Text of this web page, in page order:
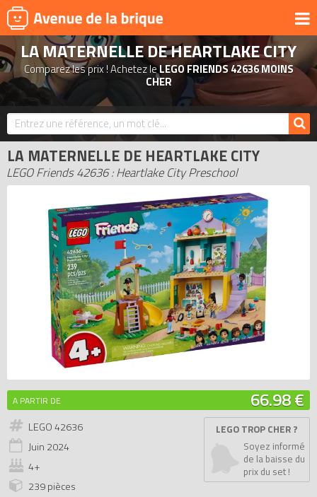
UNIVERS
PRODUITS DÉRIVÉS
NOUVEAUTÉS
LEGO 2026
BONS PLANS
ACTUALITÉS
ASSOCIATIONS DE FANS
EXPOSITIONS LEGO
LEGO LES PLUS CHERS
DERNIERS LEGO AJOUTÉS
LA MATERNELLE DE HEARTLAKE CITY
Comparez les prix ! Achetez leLEGO FRIENDS 42636 MOINS
CHER
LA MATERNELLE DE HEARTLAKE CITY
LEGO Friends 42636 : Heartlake City Preschool
A PARTIR DE 66.98 €
LEGO 42636
Juin 2024
4+
239 pièces
LEGO TROP CHER ?
Soyez informé
de la baisse du
prix du set !